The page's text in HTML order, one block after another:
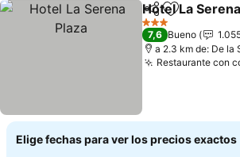
CompartirAgregar a
Hotel La
3 Estrellas
7,6 Bueno
a 2.3 km de: De la
Restaurante con
Elige fechas para ver los precios exactos